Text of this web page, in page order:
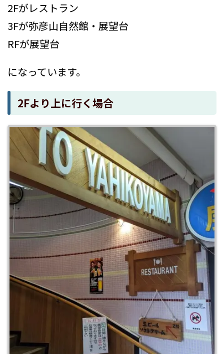
2Fがレストラン
3Fが弥彦山自然館・展望台
RFが展望台
になっています。
2Fより上に行く場合